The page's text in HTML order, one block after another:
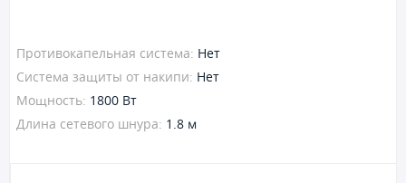
Противокапельная система: Нет
Система защиты от накипи: Нет
Мощность: 1800 Вт
Длина сетевого шнура: 1.8 м